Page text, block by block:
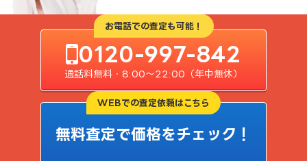
お電話での査定も可能！
0120-997-842
通話料無料・8:00〜22:00（年中無休）
WEBでの査定依頼はこちら
無料査定で価格をチェック！